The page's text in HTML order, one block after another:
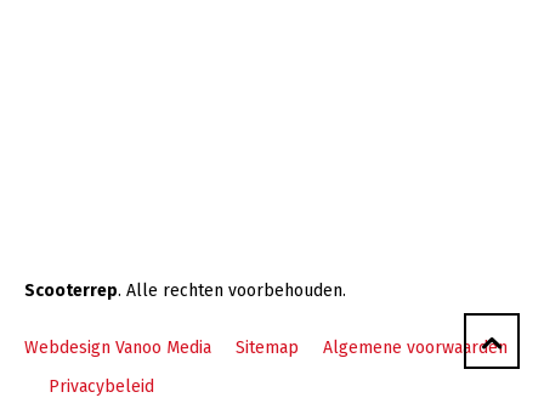
Scooterrep. Alle rechten voorbehouden.
Webdesign Vanoo Media Sitemap
Algemene voorwaarden
Privacybeleid